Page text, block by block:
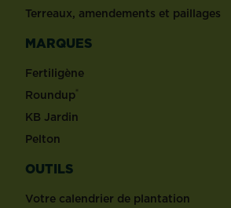
Terreaux, amendements et paillages
MARQUES
Fertiligène
Roundup®
KB Jardin
Pelton
OUTILS
Votre calendrier de plantation